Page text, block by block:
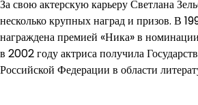
За свою актерскую карьеру Светлана
несколько крупных наград и призов. В
награждена премией «Ника» в
в 2002 году актриса получила
Российской Федерации в области